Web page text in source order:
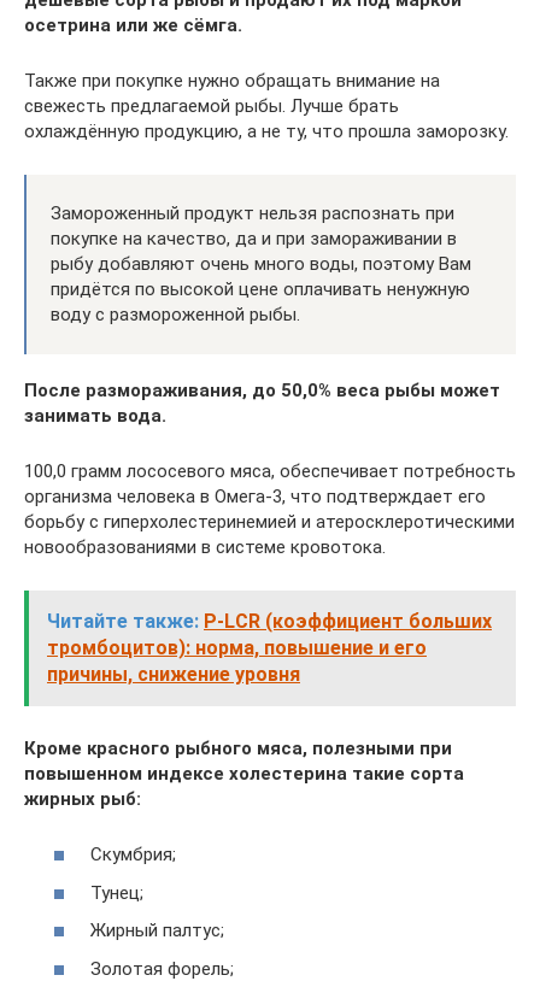
осетрина или же сёмга.
Также при покупке нужно обращать внимание на
свежесть предлагаемой рыбы. Лучше брать
охлаждённую продукцию, а не ту, что прошла заморозку.
Замороженный продукт нельзя распознать при
покупке на качество, да и при замораживании в
рыбу добавляют очень много воды, поэтому Вам
придётся по высокой цене оплачивать ненужную
воду с размороженной рыбы.
После размораживания, до 50,0% веса рыбы может
занимать вода.
100,0 грамм лососевого мяса, обеспечивает потребность
организма человека в Омега-3, что подтверждает его
борьбу с гиперхолестеринемией и атеросклеротическими
новообразованиями в системе кровотока.
Читайте также: P-LCR (коэффициент больших
тромбоцитов): норма, повышение и его
причины, снижение уровня
Кроме красного рыбного мяса, полезными при
повышенном индексе холестерина такие сорта
жирных рыб:
Скумбрия;
Тунец;
Жирный палтус;
Золотая форель;